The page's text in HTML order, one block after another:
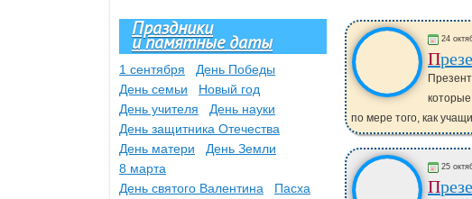
24
по мере того, как
25
Праздники
и памятные даты
1 сентября
День Победы
День семьи
Новый год
День учителя
День науки
День защитника Отечества
День матери
День Земли
8 марта
День святого Валентина
Пасха